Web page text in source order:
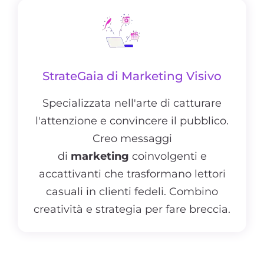
StrateGaia di Marketing Visivo
Specializzata nell'arte di catturare
l'attenzione e convincere il pubblico.
Creo messaggi
di marketing coinvolgenti e
accattivanti che trasformano lettori
casuali in clienti fedeli. Combino
creatività e strategia per fare breccia.